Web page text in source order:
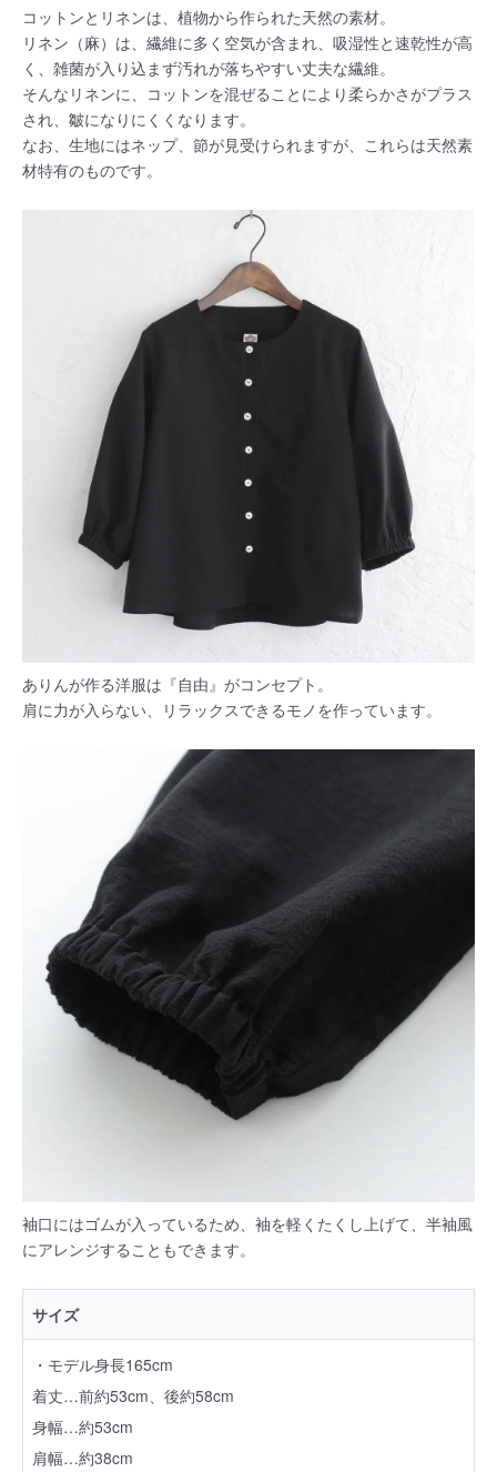
コットンとリネンは、植物から作られた天然の素材。
リネン（麻）は、繊維に多く空気が含まれ、吸湿性と速乾性が高
く、雑菌が入り込まず汚れが落ちやすい丈夫な繊維。
そんなリネンに、コットンを混ぜることにより柔らかさがプラス
され、皺になりにくくなります。
なお、生地にはネップ、節が見受けられますが、これらは天然素
材特有のものです。
ありんが作る洋服は『自由』がコンセプト。
肩に力が入らない、リラックスできるモノを作っています。
袖口にはゴムが入っているため、袖を軽くたくし上げて、半袖風
にアレンジすることもできます。
サイズ
・モデル身長165cm
着丈…前約53cm、後約58cm
身幅…約53cm
肩幅…約38cm